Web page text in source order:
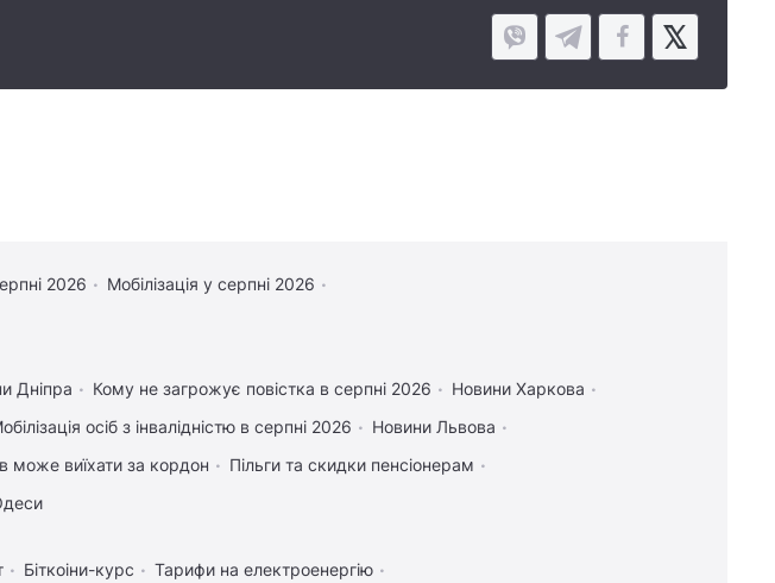
2026
Мобілізація у серпні 2026
Дніпра Кому не загрожує повістка в серпні 2026
Новини Харкова
осіб з інвалідністю в серпні 2026
Новини Львова
може виїхати за кордон
Пільги та скидки пенсіонерам
Біткоіни-курс
Тарифи на електроенергію